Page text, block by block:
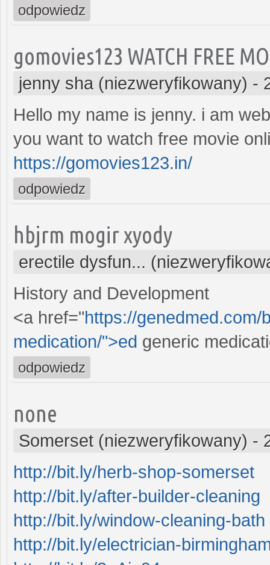
odpowiedz
gomovies123 WATCH FREE
jenny sha (niezweryfikowany) -
Hello my name is jenny. i am
you want to watch free movie
https://gomovies123.in/
odpowiedz
hbjrm mogir xyody
erectile dysfun...
History and Development
<a href="https://
medication/">ed generic
odpowiedz
none
Somerset (niezweryfikowany) -
http://bit.ly/herb-shop-somerset
http://bit.ly/after-builder-cleaning
http://bit.ly/window-cleaning-bath
http://bit.ly/electrician-